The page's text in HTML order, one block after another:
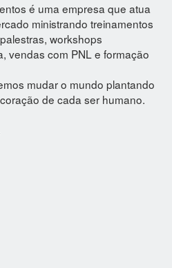
é uma empresa que atua
ministrando treinamentos
workshops
vendas com PNL e formação
mudar o mundo plantando
de cada ser humano.